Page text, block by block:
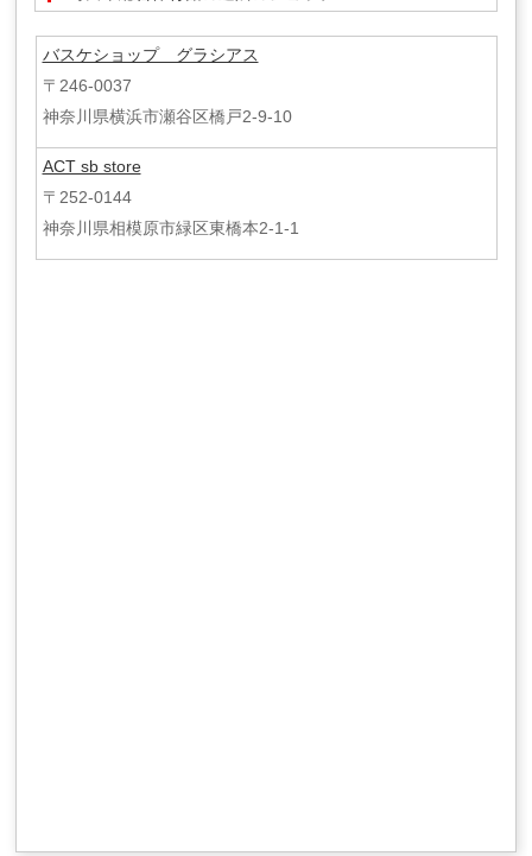
バスケショップ グラシアス
〒246-0037
神奈川県横浜市瀬谷区橋戸2-9-10
ACT sb store
〒252-0144
神奈川県相模原市緑区東橋本2-1-1